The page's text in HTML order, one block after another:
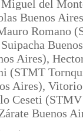
del
Buenos
Romano
Aires),
(STMT
Aires),
Ceseti
Buenos